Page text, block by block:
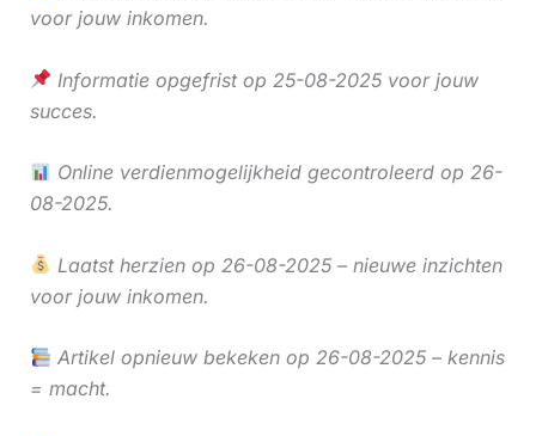
voor jouw inkomen.
Informatie opgefrist op 25-08-2025 voor jouw
succes.
Online verdienmogelijkheid gecontroleerd op 26-
08-2025.
Laatst herzien op 26-08-2025 – nieuwe inzichten
voor jouw inkomen.
Artikel opnieuw bekeken op 26-08-2025 – kennis
= macht.